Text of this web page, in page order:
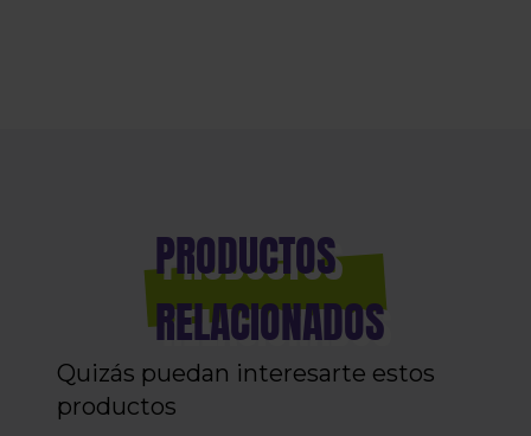
PRODUCTOS
RELACIONADOS
Quizás puedan interesarte estos
productos